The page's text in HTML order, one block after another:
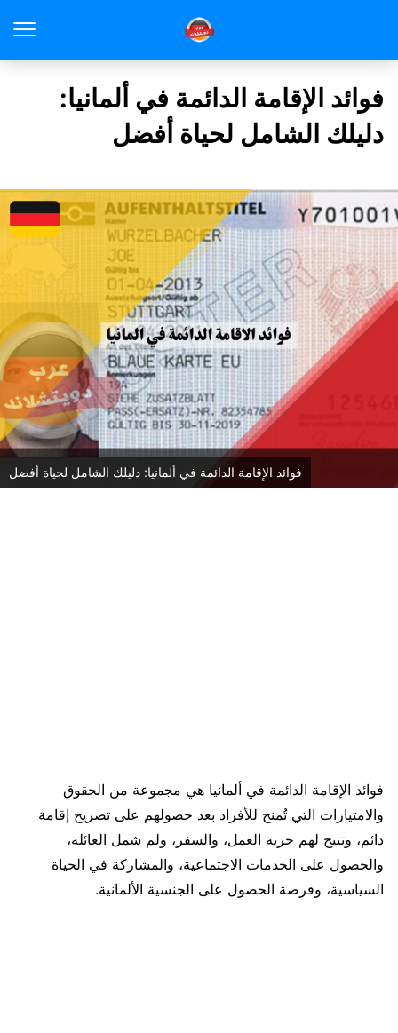
فوائد الإقامة الدائمة في ألمانيا:
دليلك الشامل لحياة أفضل
فوائد الإقامة الدائمة في ألمانيا: دليلك الشامل لحياة أفضل
فوائد الإقامة الدائمة في ألمانيا هي مجموعة من الحقوق
والامتيازات التي تُمنح للأفراد بعد حصولهم على تصريح إقامة
دائم، وتتيح لهم حرية العمل، والسفر، ولم شمل العائلة،
والحصول على الخدمات الاجتماعية، والمشاركة في الحياة
السياسية، وفرصة الحصول على الجنسية الألمانية.